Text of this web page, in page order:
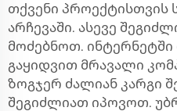
თქვენი პროექტისთვის
არჩევაში. ასევე
მოძებნოთ.
გაყიდვით მრავალი
ზოგჯერ ძალიან კარგი
შეგიძლიათ იპოვოთ.